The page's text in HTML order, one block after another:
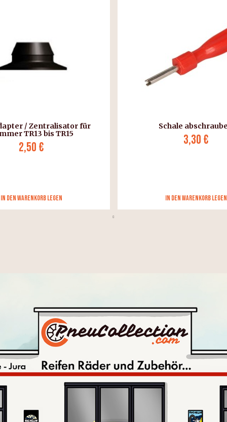
/ Zentralisator für
TR13 bis TR15
2,50 €
in den Warenkorb legen
Schale
3,30 €
in den Warenkorb legen